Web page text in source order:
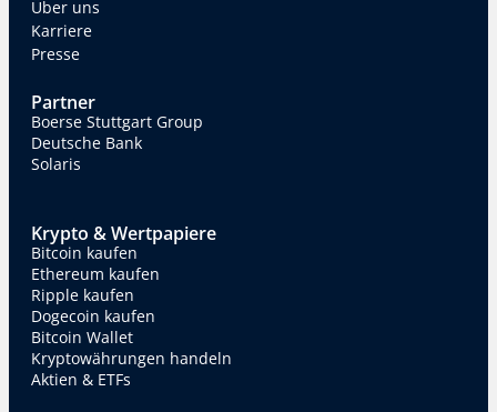
Über uns
Karriere
Presse
Partner
Boerse Stuttgart Group
Deutsche Bank
Solaris
Krypto & Wertpapiere
Bitcoin kaufen
Ethereum kaufen
Ripple kaufen
Dogecoin kaufen
Bitcoin Wallet
Kryptowährungen handeln
Aktien & ETFs